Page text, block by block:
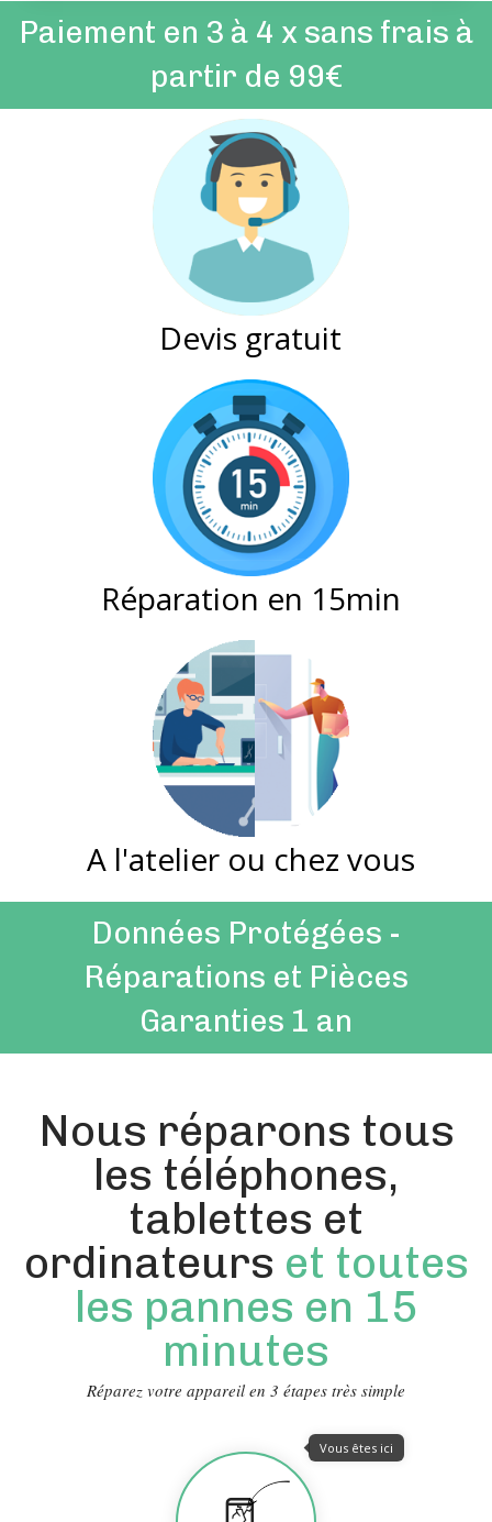
Paiement en 3 à 4 x sans frais à
partir de 99€
Devis gratuit
Réparation en 15min
A l'atelier ou chez vous
Données Protégées -
Réparations et Pièces
Garanties 1 an
Nous réparons tous
les téléphones,
tablettes et
ordinateurs et toutes
les pannes en 15
minutes
Réparez votre appareil en 3 étapes très simple
Vous êtes ici